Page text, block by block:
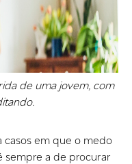
de uma jovem, com
casos em que o medo
sempre a de procurar